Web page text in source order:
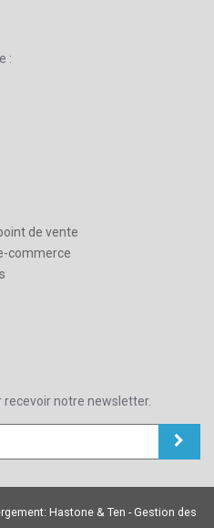
:
de vente
commerce
notre newsletter.
Hastone & Ten -Gestion des